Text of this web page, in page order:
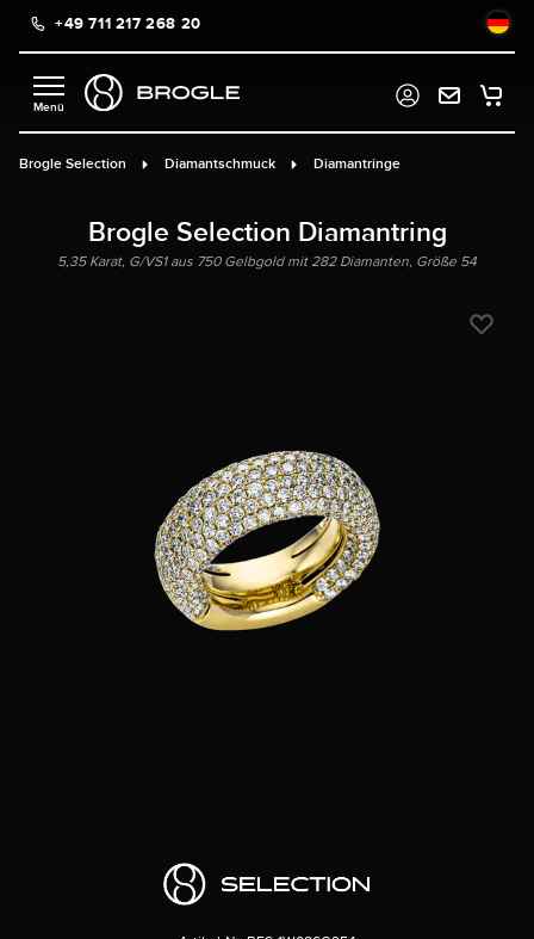
springen
+49 711 217 268 20
Brogle Selection Diamantschmuck Diamantringe
Brogle Selection Diamantring
5,35 Karat, G/VS1 aus 750 Gelbgold mit 282 Diamanten, Größe 54